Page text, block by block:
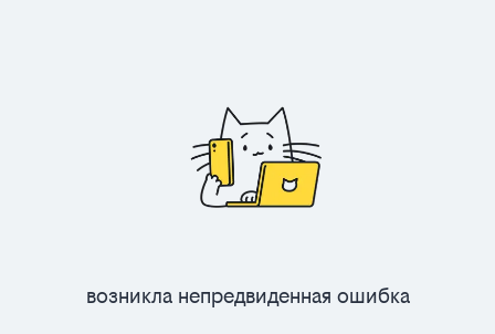
Возникла непредвиденная ошибка